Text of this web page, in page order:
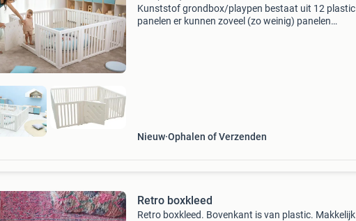
Kunststof grondbox/playpen bestaat uit 12 plastic
panelen er kunnen zoveel (zo weinig) panelen
Nieuw Ophalen of Verzenden
Retro boxkleed
Retro boxkleed. Bovenkant is van plastic. Makkelijk